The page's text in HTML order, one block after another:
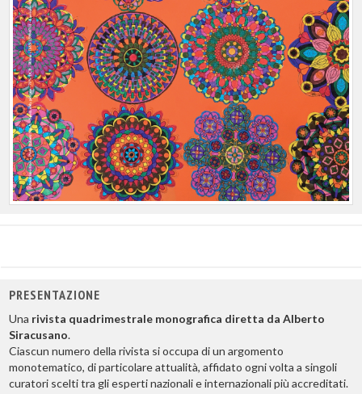
PRESENTAZIONE
Una rivista quadrimestrale monografica diretta da Alberto
Siracusano.
Ciascun numero della rivista si occupa di un argomento
monotematico, di particolare attualità, affidato ogni volta a singoli
curatori scelti tra gli esperti nazionali e internazionali più accreditati.